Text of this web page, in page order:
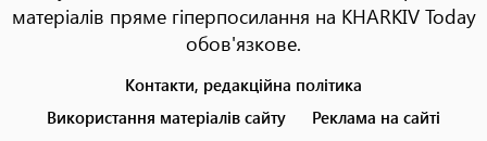
матеріалів пряме гіперпосилання на KHARKIV Today
обов'язкове.
menu
Контакти, редакційна політика
Використання матеріалів сайту
Реклама на сайті